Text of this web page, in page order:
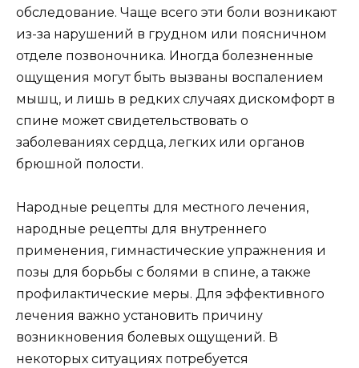
обследование. Чаще всего эти боли возникают
из-за нарушений в грудном или поясничном
отделе позвоночника. Иногда болезненные
ощущения могут быть вызваны воспалением
мышц, и лишь в редких случаях дискомфорт в
спине может свидетельствовать о
заболеваниях сердца, легких или органов
брюшной полости.
Народные рецепты для местного лечения,
народные рецепты для внутреннего
применения, гимнастические упражнения и
позы для борьбы с болями в спине, а также
профилактические меры. Для эффективного
лечения важно установить причину
возникновения болевых ощущений. В
некоторых ситуациях потребуется